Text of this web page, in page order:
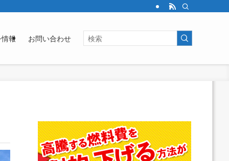
報 お問い合わせ